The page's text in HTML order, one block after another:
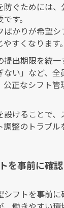
防ぐためには
す。
ばかりが希望
すくなります。
提出期限を統
ない」など、
公正なシフト管
設けることで、
調整のトラブル
を事前に確
シフトを事前